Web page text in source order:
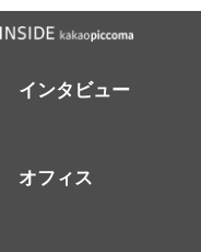
インタビュー
オフィス